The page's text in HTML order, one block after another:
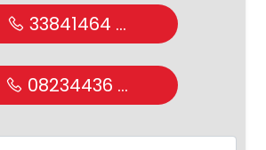
33841464 ...
08234436 ...